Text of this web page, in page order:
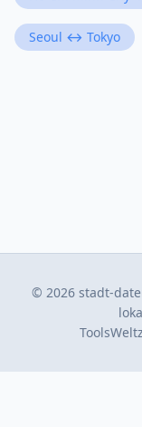
Seoul ↔ Tokyo
© 2026 stadt-
Tools